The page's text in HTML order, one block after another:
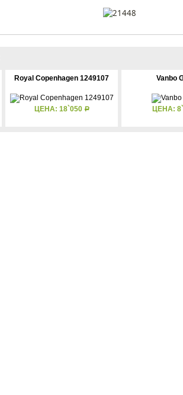
Royal Copenhagen 1249107
ЦЕНА: 18`050 Р
Vanbo
ЦЕНА: